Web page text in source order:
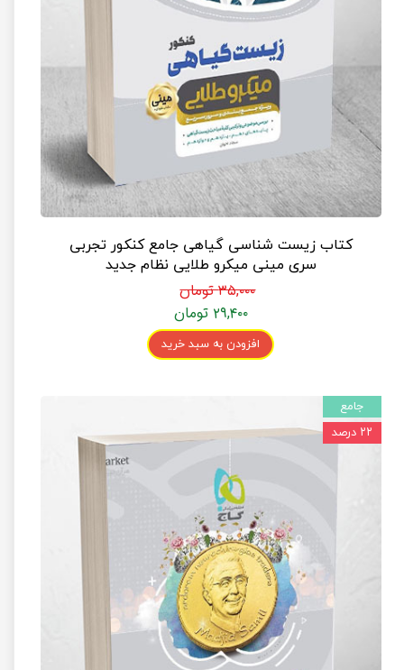
کتاب زیست شناسی گیاهی جامع کنکور تجربی
سری مینی میکرو طلایی نظام جدید
۳۵,۰۰۰ تومان
۲۹,۴۰۰ تومان
افزودن به سبد خرید
جامع
۲۲ درصد